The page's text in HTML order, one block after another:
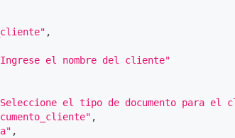
,
el nombre del cliente"
el tipo de documento para el
,
,